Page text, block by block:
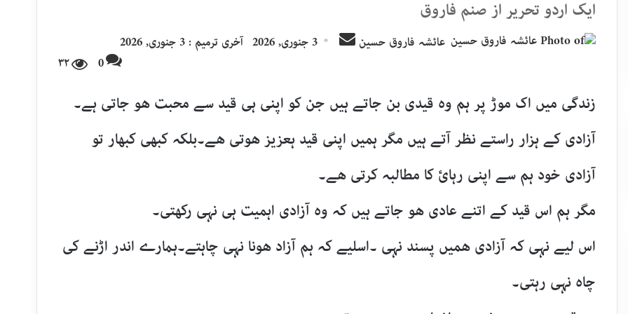
ایک اردو تحریر از صنم فاروق
عائشہ فاروق حسین
Send3 جنوری, 2026
آخری ترمیم : 3 جنوری, 2026
0
۳۲
زندگی میں اک موڑ پر ہم وہ قیدی بن جاتے ہیں جن کو اپنی ہی قید سے محبت ھو جاتی ہے۔
آزادی کے ہزار راستے نظر آتے ہیں مگر ہمیں اپنی قید ہعزیز ھوتی ھے۔بلکہ کبھی کبھار تو
آزادی خود ہم سے اپنی رہائ کا مطالبہ کرتی ھے۔
مگر ہم اس قید کے اتنے عادی ھو جاتے ہیں کہ وہ آزادی اہمیت ہی نہی رکھتی۔
اس لیے نہی کہ آزادی ھمیں پسند نہی ۔اسلیے کہ ہم آزاد ھونا نہی چاہتے۔ہمارے اندر اڑنے کی
چاہ نہی رہتی۔